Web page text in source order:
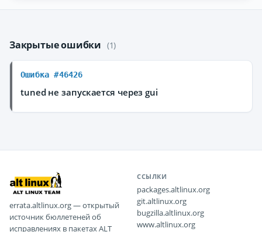
Закрытые ошибки (1)
Ошибка #46426
tuned не запускается через gui
errata.altlinux.org — открытый
источник бюллетеней об
исправлениях в пакетах ALT
ССЫЛКИ
packages.altlinux.org
git.altlinux.org
bugzilla.altlinux.org
www.altlinux.org